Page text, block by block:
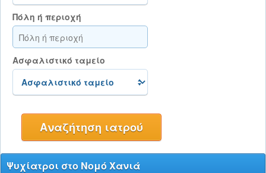
Πόλη ή περιοχή
Ασφαλιστικό ταμείο
Ψυχίατροι στο Νομό Χανιά